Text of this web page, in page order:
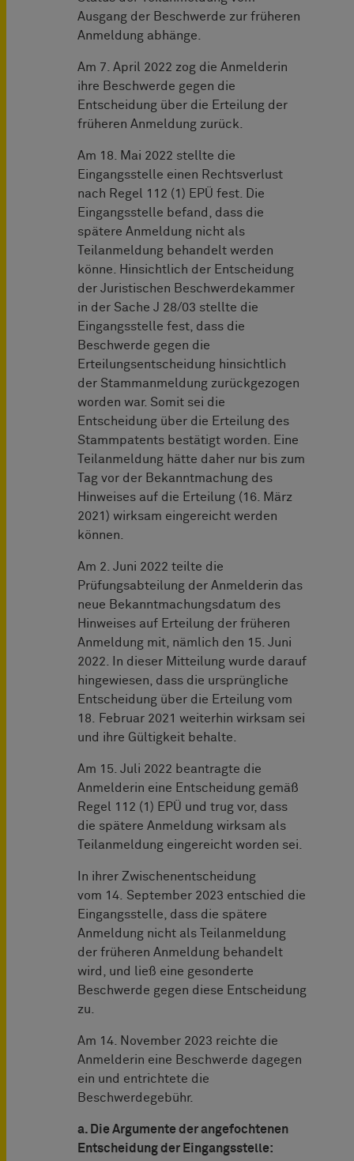
Ausgang der Beschwerde zur früheren
Anmeldung abhänge.
Am 7. April 2022 zog die Anmelderin
ihre Beschwerde gegen die
Entscheidung über die Erteilung der
früheren Anmeldung zurück.
Am 18. Mai 2022 stellte die
Eingangsstelle einen Rechtsverlust
nach Regel 112 (1) EPÜ fest. Die
Eingangsstelle befand, dass die
spätere Anmeldung nicht als
Teilanmeldung behandelt werden
könne. Hinsichtlich der Entscheidung
der Juristischen Beschwerdekammer
in der Sache J 28/03 stellte die
Eingangsstelle fest, dass die
Beschwerde gegen die
Erteilungsentscheidung hinsichtlich
der Stammanmeldung zurückgezogen
worden war. Somit sei die
Entscheidung über die Erteilung des
Stammpatents bestätigt worden. Eine
Teilanmeldung hätte daher nur bis zum
Tag vor der Bekanntmachung des
Hinweises auf die Erteilung (16. März
2021) wirksam eingereicht werden
können.
Am 2. Juni 2022 teilte die
Prüfungsabteilung der Anmelderin das
neue Bekanntmachungsdatum des
Hinweises auf Erteilung der früheren
Anmeldung mit, nämlich den 15. Juni
2022. In dieser Mitteilung wurde darauf
hingewiesen, dass die ursprüngliche
Entscheidung über die Erteilung vom
18. Februar 2021 weiterhin wirksam sei
und ihre Gültigkeit behalte.
Am 15. Juli 2022 beantragte die
Anmelderin eine Entscheidung gemäß
Regel 112 (1) EPÜ und trug vor, dass
die spätere Anmeldung wirksam als
Teilanmeldung eingereicht worden sei.
In ihrer Zwischenentscheidung
vom 14. September 2023 entschied die
Eingangsstelle, dass die spätere
Anmeldung nicht als Teilanmeldung
der früheren Anmeldung behandelt
wird, und ließ eine gesonderte
Beschwerde gegen diese Entscheidung
zu.
Am 14. November 2023 reichte die
Anmelderin eine Beschwerde dagegen
ein und entrichtete die
Beschwerdegebühr.
a. Die Argumente der angefochtenen
Entscheidung der Eingangsstelle: